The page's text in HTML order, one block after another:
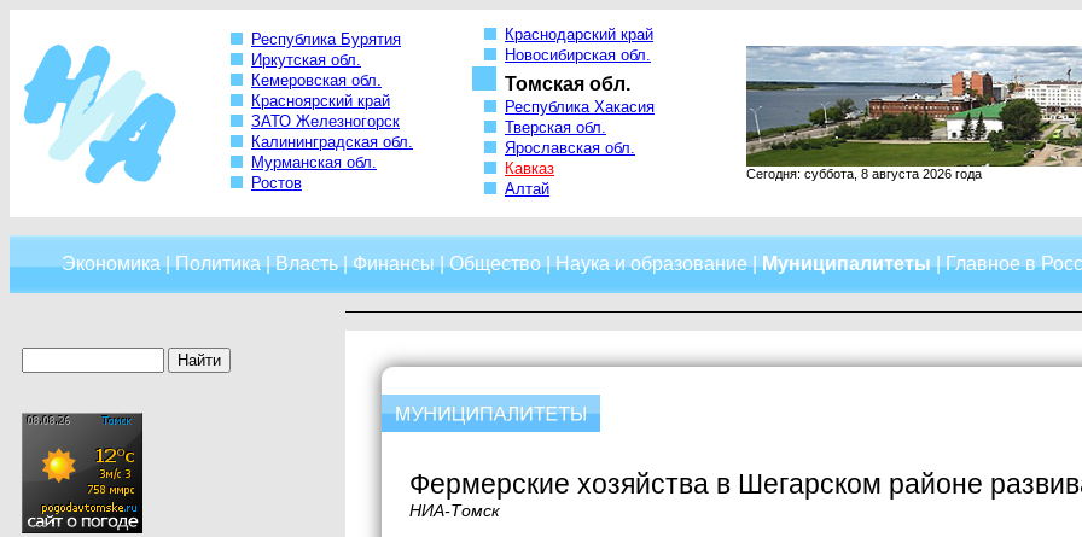
Республика Бурятия
Иркутская обл.
Кемеровская обл.
Красноярский край
ЗАТО Железногорск
Калининградская обл.
Мурманская обл.
Ростов
Краснодарский край
Новосибирская обл.
Томская обл.
Республика Хакасия
Тверская обл.
Ярославская обл.
Кавказ
Алтай
Сегодня: суббота, 8 августа 2026 года
Экономика|Политика|Власть|Финансы|Общество|Наука и образование|Муниципалитеты|Главное в
Фермерские хозяйства в Шегарском районе
НИА-Томск